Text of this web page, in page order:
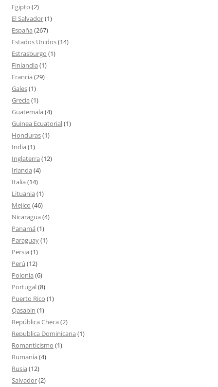
Egipto (2)
El Salvador(1)
España (267)
Estados Unidos(14)
Estrasburgo (1)
Finlandia (1)
Francia (29)
Gales(1)
Grecia (1)
Guatemala (4)
Guinea Ecuatorial(1)
Honduras(1)
India (1)
Inglaterra (12)
Irlanda (4)
Italia (14)
Lituania (1)
Mejico (46)
Nicaragua (4)
Panamá (1)
Paraguay(1)
Persia (1)
Perú (12)
Polonia (6)
Portugal(8)
Puerto Rico (1)
Qasabin (1)
República Checa (2)
Republica Dominicana (1)
Romanticismo (1)
Rumanía (4)
Rusia (12)
Salvador(2)